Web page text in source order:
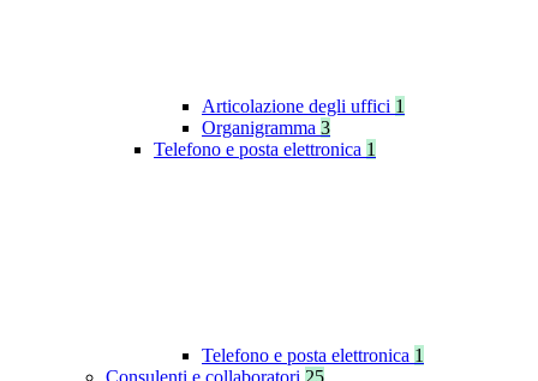
Articolazione degli uffici 1
Organigramma 3
Telefono e posta elettronica 1
Telefono e posta elettronica 1